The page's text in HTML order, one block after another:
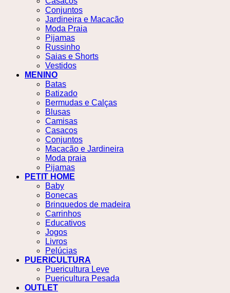
Conjuntos
Jardineira e Macacão
Moda Praia
Pijamas
Russinho
Saias e Shorts
Vestidos
MENINO
Batas
Batizado
Bermudas e Calças
Blusas
Camisas
Casacos
Conjuntos
Macacão e Jardineira
Moda praia
Pijamas
PETIT HOME
Baby
Bonecas
Brinquedos de madeira
Carrinhos
Educativos
Jogos
Livros
Pelúcias
PUERICULTURA
Puericultura Leve
Puericultura Pesada
OUTLET